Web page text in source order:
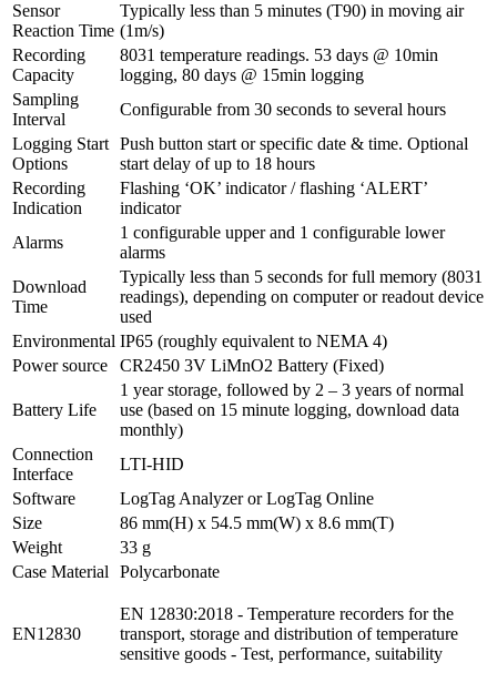
Sensor
Reaction Time
Typically less than 5 minutes (T90) in moving air
(1m/s)
Recording
Capacity
8031 temperature readings. 53 days @ 10min
logging, 80 days @ 15min logging
Sampling
Interval
Configurable from 30 seconds to several hours
Logging Start
Options
Push button start or specific date & time. Optional
start delay of up to 18 hours
Recording
Indication
Flashing ‘OK’ indicator / flashing ‘ALERT’
indicator
Alarms
1 configurable upper and 1 configurable lower
alarms
Download
Time
Typically less than 5 seconds for full memory (8031
readings), depending on computer or readout device
used
Environmental IP65 (roughly equivalent to NEMA 4)
Power source
CR2450 3V LiMnO2 Battery (Fixed)
Battery Life
1 year storage, followed by 2 – 3 years of normal
use (based on 15 minute logging, download data
monthly)
Connection
Interface
LTI-HID
Software
LogTag Analyzer or LogTag Online
Size
86 mm(H) x 54.5 mm(W) x 8.6 mm(T)
Weight
33 g
Case Material
Polycarbonate
EN12830
EN 12830:2018 - Temperature recorders for the
transport, storage and distribution of temperature
sensitive goods - Test, performance, suitability